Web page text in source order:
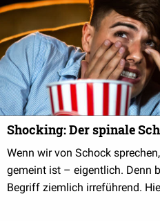
Shocking: Der spinale
Wenn wir von Schock
gemeint ist – eigentlich. Denn
Begriff ziemlich irreführend.